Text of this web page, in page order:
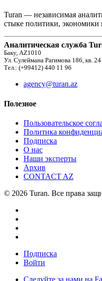
Turan — независимая
стыке политики, экономики
Аналитическая служба
Баку, AZ1010
Ул. Сулеймана Рагимова 186, кв. 24
Тел.: (+99412) 440 11 96
agency@turan.az
Полезное
Пользовательское
Политика
Подписка
О нас
Наши эксперты
Архив
CONTACT AZ
© 2026 Turan. Все права
Подписка
Войти
Следуйте за нами на